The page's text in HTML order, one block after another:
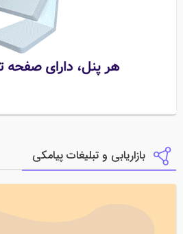
بازاریابی و تبلیغات پیامکی